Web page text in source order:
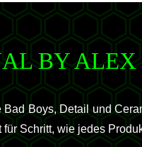
BY
Boys, Detail und
Schritt, wie jedes